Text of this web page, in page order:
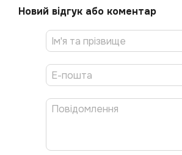
Новий відгук або коментар